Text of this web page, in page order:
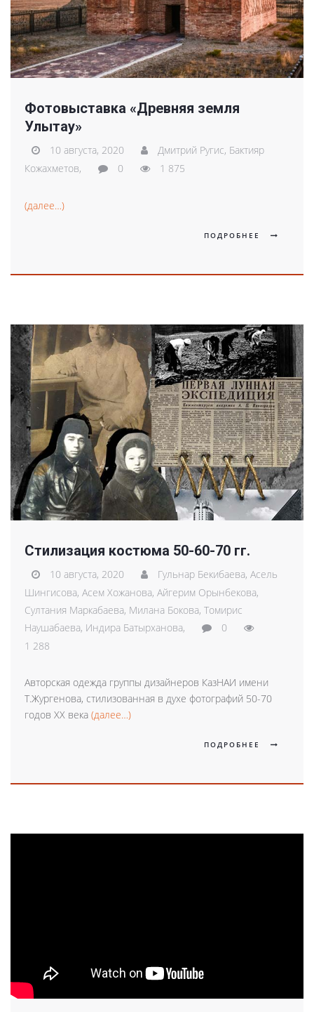
Фотовыставка «Древняя земля
Улытау»
10 августа, 2020 Дмитрий Ругис, Бактияр
Кожахметов,
0 1 875
(далее…)
ПОДРОБНЕЕ
Стилизация костюма 50-60-70 гг.
10 августа, 2020 Гульнар Бекибаева, Асель
Шингисова, Асем Хожанова, Айгерим Орынбекова,
Султания Маркабаева, Милана Бокова, Томирис
Наушабаева, Индира Батырханова,
0
1 288
Авторская одежда группы дизайнеров КазНАИ имени
Т.Жургенова, стилизованная в духе фотографий 50-70
годов XX века (далее…)
ПОДРОБНЕЕ